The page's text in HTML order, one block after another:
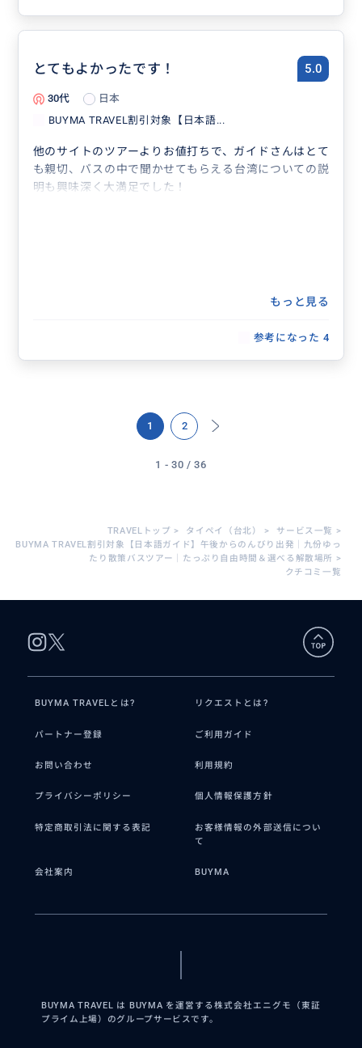
とてもよかったです！ 5.0
30代
日本
BUYMA TRAVEL割引対象【日本語...
他のサイトのツアーよりお値打ちで、ガイドさんはとて
も親切、バスの中で聞かせてもらえる台湾についての説
明も興味深く大満足でした！
もっと見る
参考になった 4
1 2
1 - 30 / 36
TRAVELトップ > タイペイ（台北） > サービス一覧 >
BUYMA TRAVEL割引対象【日本語ガイド】午後からのんびり出発｜九份ゆっ
たり散策バスツアー｜たっぷり自由時間＆選べる解散場所 >
クチコミ一覧
BUYMA TRAVELとは? リクエストとは?
パートナー登録 ご利用ガイド
お問い合わせ 利用規約
プライバシーポリシー 個人情報保護方針
特定商取引法に関する表記
お客様情報の外部送信につい
て
会社案内 BUYMA
BUYMA TRAVEL は BUYMA を運営する株式会社エニグモ（東証
プライム上場）のグループサービスです。